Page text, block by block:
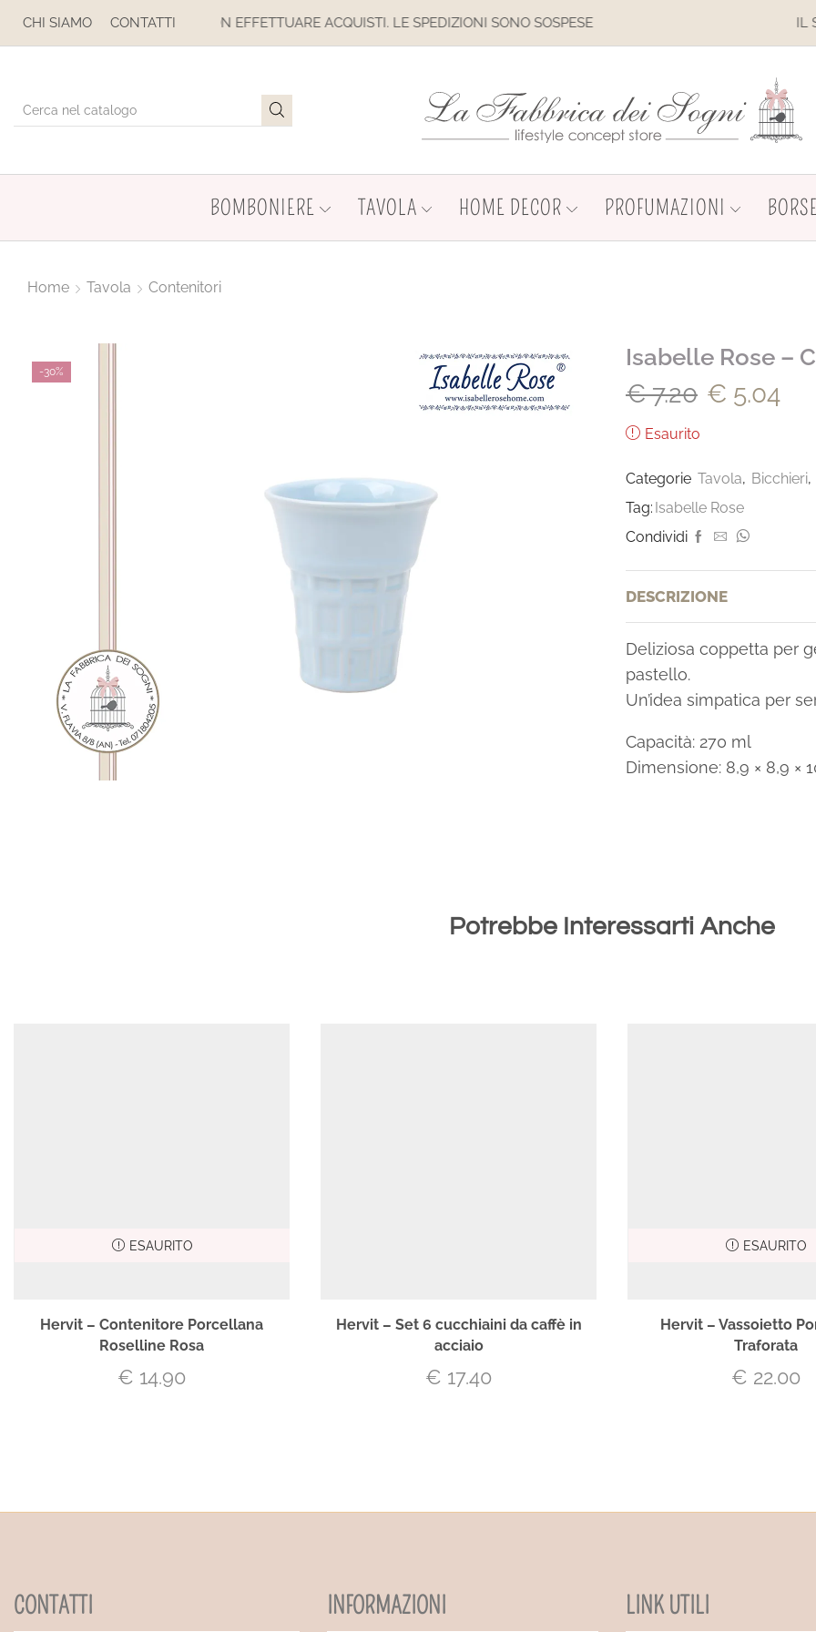
CHI SIAMO CONTATTI
NON EFFETTUARE ACQUISTI. LE SPEDIZIONI SONO SOSPESE IL SITO È IN
BOMBONIERE TAVOLA HOME DECOR PROFUMAZIONI
Home Tavola Contenitori
-30%
Isabelle Rose –
€7.20 € 5.04
Esaurito
Categorie Tavola, Bicchieri,
Tag: Isabelle Rose
Condividi
DESCRIZIONE
Deliziosa coppetta per
pastello.
Un’idea simpatica per
Capacità: 270 ml
Dimensione: 8,9 × 8,9 ×
Potrebbe Interessarti Anche
ESAURITO
Hervit – Contenitore Porcellana
Roselline Rosa
€ 14.90
Hervit – Set 6 cucchiaini da caffè in
acciaio
€ 17.40
ESAURITO
Hervit – Vassoietto
Traforata
€ 22.00
CONTATTI INFORMAZIONI LINK UTILI